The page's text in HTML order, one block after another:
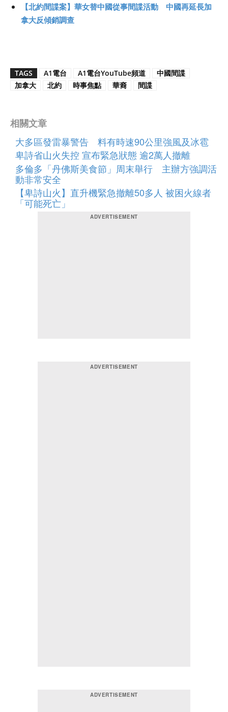
【北約間諜案】華女替中國從事間諜活動 中國再延長加
拿大反傾銷調查
TAGS A1電台 A1電台YouTube頻道
中國間諜
加拿大
北約 時事焦點 華裔 間諜
相關文章
大多區發雷暴警告 料有時速90公里強風及冰雹
卑詩省山火失控 宣布緊急狀態 逾2萬人撤離
多倫多「丹佛斯美食節」周末舉行 主辦方強調活
動非常安全
【卑詩山火】直升機緊急撤離50多人 被困火線者
「可能死亡」